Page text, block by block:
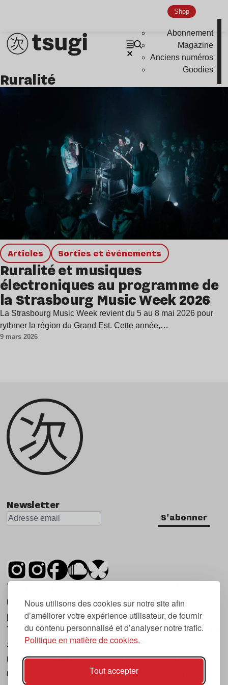
Nous utilisons des cookies sur notre site afin
d’améliorer votre expérience utilisateur, de fournir
du contenu personnalisé et d’analyser notre trafic.
Politique en matière de cookies.
Tout accepter
Shop
Abonnement
Magazine
Anciens numéros
Goodies
ruralité
Articles Sorties et événements
Ruralité et musiques
électroniques au programme de
la Strasbourg Music Week 2026
La Strasbourg Music Week revient du 5 au 8 mai 2026 pour
rythmer la région du Grand Est. Cette année,…
9 mars 2026
Newsletter
S'abonner
Tsugi est un mensuel indépendant sur la
musique et les nouvelles tendances, dont la
première parution date de 2007.
Tsugi en japonais signifie « prochain », « suivant
», ce qui correspond à la thématique du
magazine, à l’affût des nouvelles tendances
musicales, qu’elles viennent de la musique